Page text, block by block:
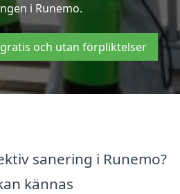
i Runemo.
och utan förpliktelser
sanering i Runemo?
kännas